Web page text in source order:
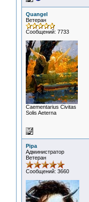
Quangel
Ветеран
Сообщений: 7733
Сaementarius Civitas
Solis Aeterna
Pipa
Администратор
Ветеран
Сообщений: 3660